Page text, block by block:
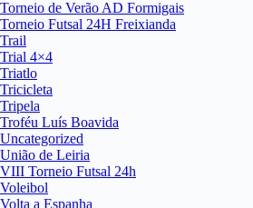
Torneio de Verão AD Formigais
Torneio Futsal 24H Freixianda
Trail
Trial 4×4
Triatlo
Tricicleta
Tripela
Troféu Luís Boavida
Uncategorized
União de Leiria
VIII Torneio Futsal 24h
Voleibol
Volta a Espanha